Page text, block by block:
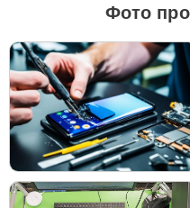
Как определиться с выбором
Если устройство
активное
года, рекомендуется
запчастей.
При наличии планов
устройство на
рассмотреть вариант
качественного
Так или иначе, при ремонте
Фото